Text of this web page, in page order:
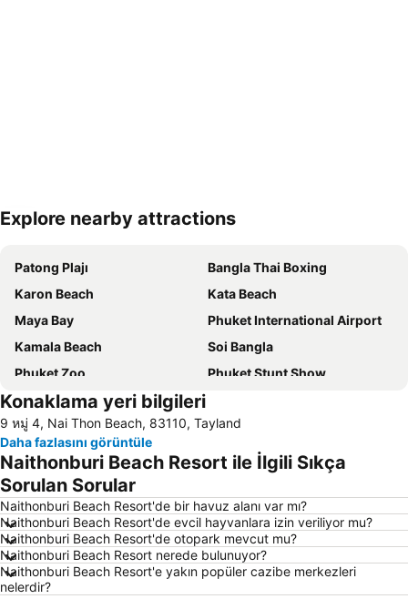
Haritayı genişlet
Explore nearby attractions
Patong Plajı
Bangla Thai Boxing
Karon Beach
Kata Beach
Maya Bay
Phuket International Airport
Kamala Beach
Soi Bangla
Phuket Zoo
Phuket Stunt Show
Ko Yao Noi
Jungceylon
Phuket Sea Shell Museum
Khao Phing Kan - James Bond Island
Surin Beach
Freedom Beach
Central Festival Phuket
Nai Harn Beach
Maithon Island
Phuket FantaSea
Thalang Road
White Water Rafting in Phang Nga
Safari Elephant Club
Konaklama yeri bilgileri
9 หมู่ 4, Nai Thon Beach, 83110, Tayland
Daha fazlasını görüntüle
Naithonburi Beach Resort ile İlgili Sıkça
Sorulan Sorular
Naithonburi Beach Resort'de bir havuz alanı var mı?
Naithonburi Beach Resort'de evcil hayvanlara izin veriliyor mu?
Naithonburi Beach Resort'de otopark mevcut mu?
Naithonburi Beach Resort nerede bulunuyor?
Naithonburi Beach Resort'e yakın popüler cazibe merkezleri
nelerdir?